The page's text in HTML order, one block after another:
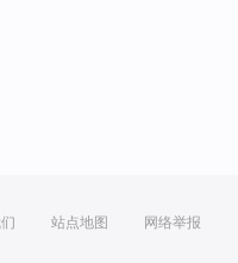
站点地图 网络举报